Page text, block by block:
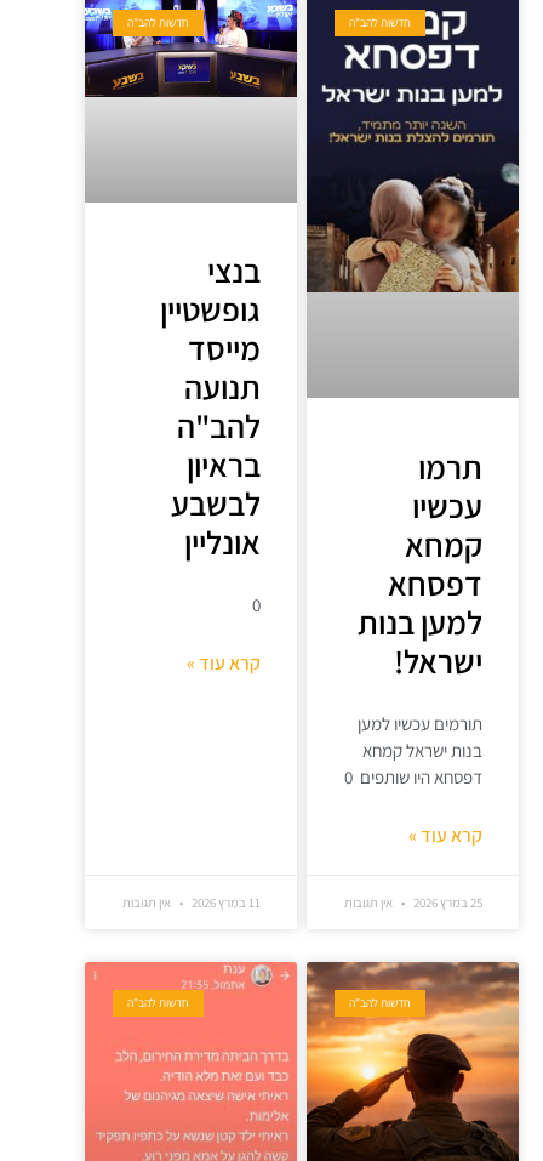
חדשות להב"ה
תרמו
עכשיו
קמחא
דפסחא
למען בנות
ישראל!
תורמים עכשיו למען
בנות ישראל קמחא
דפסחא היו שותפים 0
קרא עוד »
25 במרץ 2026 אין תגובות
חדשות להב"ה
בנצי
גופשטיין
מייסד
תנועה
להב"ה
בראיון
לבשבע
אונליין
0
קרא עוד »
11 במרץ 2026 אין תגובות
חדשות להב"ה חדשות להב"ה